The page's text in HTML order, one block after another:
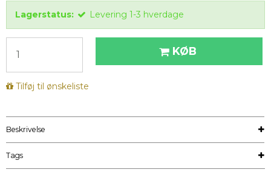
Lagerstatus: Levering 1-3 hverdage
KØB
Tilføj til ønskeliste
Beskrivelse
Tags